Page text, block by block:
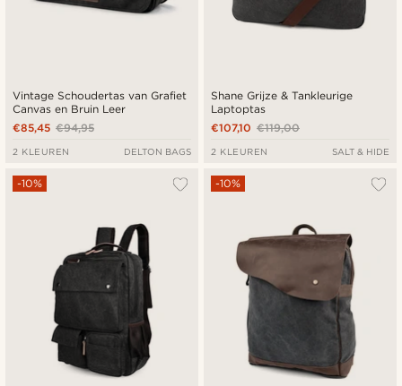
Vintage Schoudertas van Grafiet
Canvas en Bruin Leer
€94,95
€85,45
2 KLEUREN DELTON BAGS
Shane Grijze & Tankleurige
Laptoptas
€119,00
€107,10
2 KLEUREN SALT & HIDE
-10% -10%